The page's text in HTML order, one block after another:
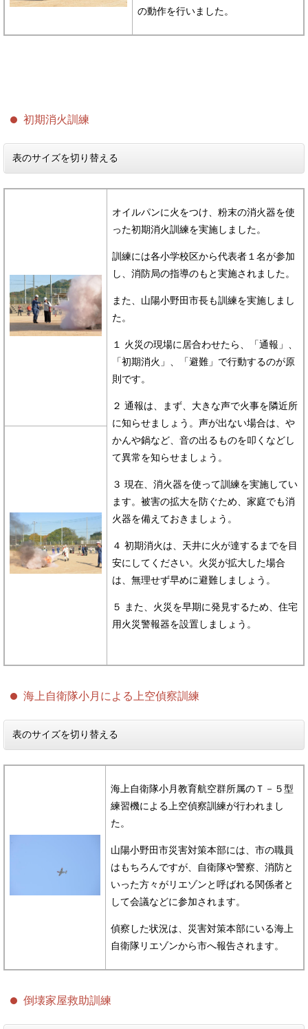
の動作を行いました。
初期消火訓練
表のサイズを切り替える
オイルパンに火をつけ、粉末の消火器を使
った初期消火訓練を実施しました。
訓練には各小学校区から代表者１名が参加
し、消防局の指導のもと実施されました。
また、山陽小野田市長も訓練を実施しまし
た。
１ 火災の現場に居合わせたら、「通報」、
「初期消火」、「避難」で行動するのが原
則です。
２ 通報は、まず、大きな声で火事を隣近所
に知らせましょう。声が出ない場合は、や
かんや鍋など、音の出るものを叩くなどし
て異常を知らせましょう。
３ 現在、消火器を使って訓練を実施してい
ます。被害の拡大を防ぐため、家庭でも消
火器を備えておきましょう。
４ 初期消火は、天井に火が達するまでを目
安にしてください。火災が拡大した場合
は、無理せず早めに避難しましょう。
５ また、火災を早期に発見するため、住宅
用火災警報器を設置しましょう。
海上自衛隊小月による上空偵察訓練
表のサイズを切り替える
海上自衛隊小月教育航空群所属のＴ－５型
練習機による上空偵察訓練が行われまし
た。
山陽小野田市災害対策本部には、市の職員
はもちろんですが、自衛隊や警察、消防と
いった方々がリエゾンと呼ばれる関係者と
して会議などに参加されます。
偵察した状況は、災害対策本部にいる海上
自衛隊リエゾンから市へ報告されます。
倒壊家屋救助訓練